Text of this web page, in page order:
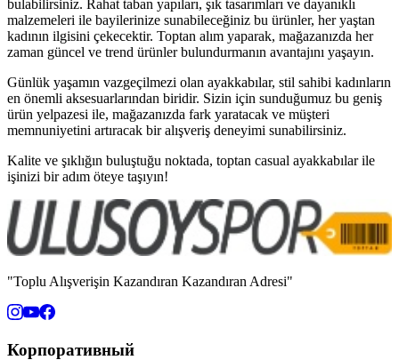
bulabilirsiniz. Rahat taban yapıları, şık tasarımları ve dayanıklı
malzemeleri ile bayilerinize sunabileceğiniz bu ürünler, her yaştan
kadının ilgisini çekecektir. Toptan alım yaparak, mağazanızda her
zaman güncel ve trend ürünler bulundurmanın avantajını yaşayın.
Günlük yaşamın vazgeçilmezi olan ayakkabılar, stil sahibi kadınların
en önemli aksesuarlarından biridir. Sizin için sunduğumuz bu geniş
ürün yelpazesi ile, mağazanızda fark yaratacak ve müşteri
memnuniyetini artıracak bir alışveriş deneyimi sunabilirsiniz.
Kalite ve şıklığın buluştuğu noktada, toptan casual ayakkabılar ile
işinizi bir adım öteye taşıyın!
"Toplu Alışverişin Kazandıran Kazandıran Adresi"
Корпоративный